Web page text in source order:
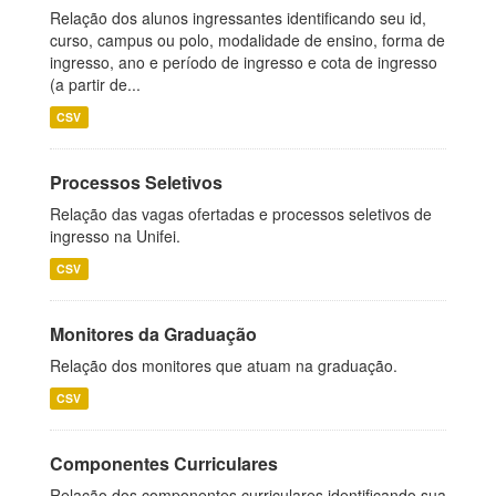
Relação dos alunos ingressantes identificando seu id,
curso, campus ou polo, modalidade de ensino, forma de
ingresso, ano e período de ingresso e cota de ingresso
(a partir de...
CSV
Processos Seletivos
Relação das vagas ofertadas e processos seletivos de
ingresso na Unifei.
CSV
Monitores da Graduação
Relação dos monitores que atuam na graduação.
CSV
Componentes Curriculares